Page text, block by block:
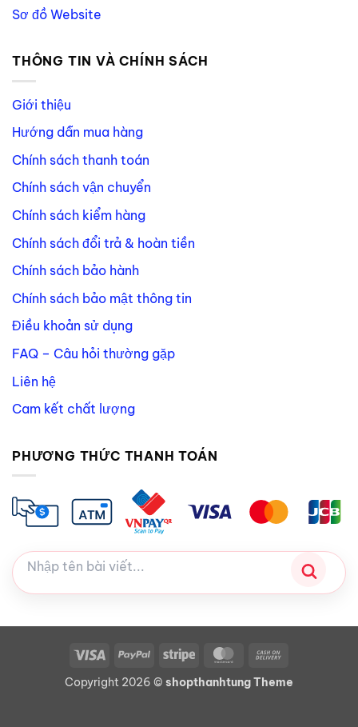
Sơ đồ Website
THÔNG TIN VÀ CHÍNH SÁCH
Giới thiệu
Hướng dẫn mua hàng
Chính sách thanh toán
Chính sách vận chuyển
Chính sách kiểm hàng
Chính sách đổi trả & hoàn tiền
Chính sách bảo hành
Chính sách bảo mật thông tin
Điều khoản sử dụng
FAQ – Câu hỏi thường gặp
Liên hệ
Cam kết chất lượng
PHƯƠNG THỨC THANH TOÁN
Visa PayPal Stripe MasterCard
Delivery
Copyright 2026 © shopthanhtung Theme